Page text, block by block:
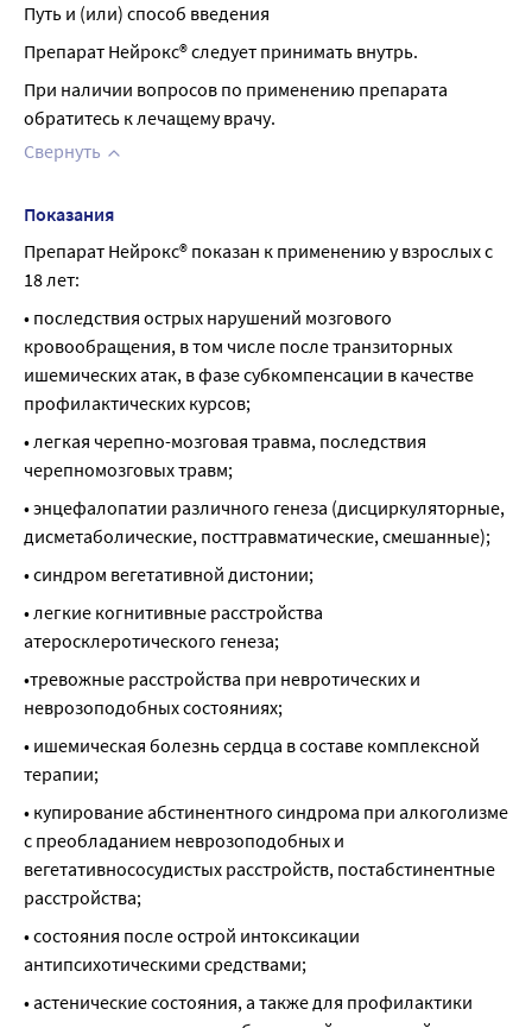
Путь и (или) способ введения
Препарат Нейрокс® следует принимать внутрь.
При наличии вопросов по применению препарата
обратитесь к лечащему врачу.
Свернуть
Показания
Препарат Нейрокс® показан к применению у взрослых с
18 лет:
• последствия острых нарушений мозгового
кровообращения, в том числе после транзиторных
ишемических атак, в фазе субкомпенсации в качестве
профилактических курсов;
• легкая черепно-мозговая травма, последствия
черепномозговых травм;
• энцефалопатии различного генеза (дисциркуляторные,
дисметаболические, посттравматические, смешанные);
• синдром вегетативной дистонии;
• легкие когнитивные расстройства
атеросклеротического генеза;
•тревожные расстройства при невротических и
неврозоподобных состояниях;
• ишемическая болезнь сердца в составе комплексной
терапии;
• купирование абстинентного синдрома при алкоголизме
с преобладанием неврозоподобных и
вегетативнососудистых расстройств, постабстинентные
расстройства;
• состояния после острой интоксикации
антипсихотическими средствами;
• астенические состояния, а также для профилактики